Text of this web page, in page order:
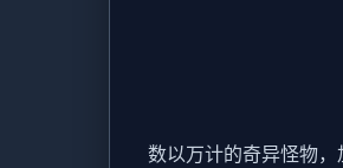
数以万计的奇异怪物，